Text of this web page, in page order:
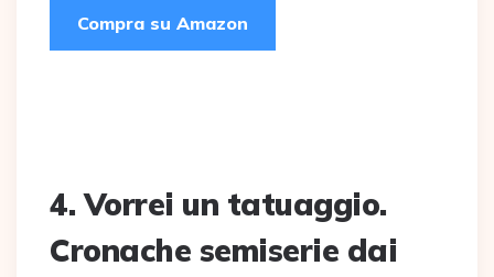
Compra su Amazon
4. Vorrei un tatuaggio.
Cronache semiserie dai